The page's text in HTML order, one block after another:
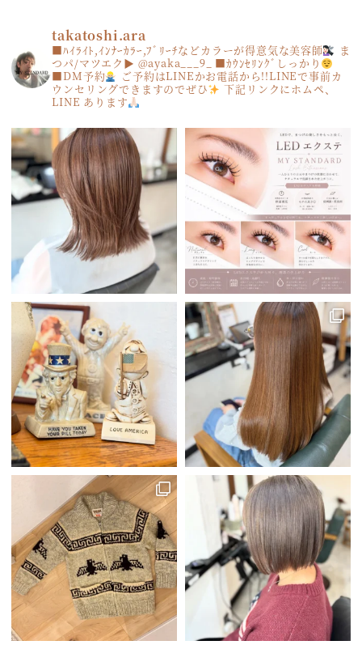
takatoshi.ara
■ﾊｲﾗｲﾄ,ｲﾝﾅｰｶﾗｰ,ﾌﾞﾘｰﾁなどカラーが得意気な美容師
ま
つパ/マツエク▶︎ @ayaka___9_ ■ｶｳﾝｾﾘﾝｸﾞしっかり
■DM予約
ご予約はLINEかお電話から!!LINEで事前カ
ウンセリングできますのでぜひ
下記リンクにホムペ、
LINE あります